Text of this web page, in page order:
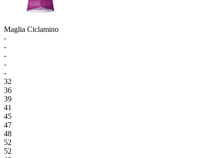
Maglia Ciclamino
-
-
-
-
-
32
36
39
41
45
47
48
52
52